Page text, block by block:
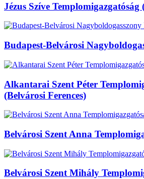
Jézus Szíve
Budapest-Belvárosi
Alkantarai Szent Péter
(Belvárosi Ferences)
Belvárosi Szent Anna
Belvárosi Szent Mihály